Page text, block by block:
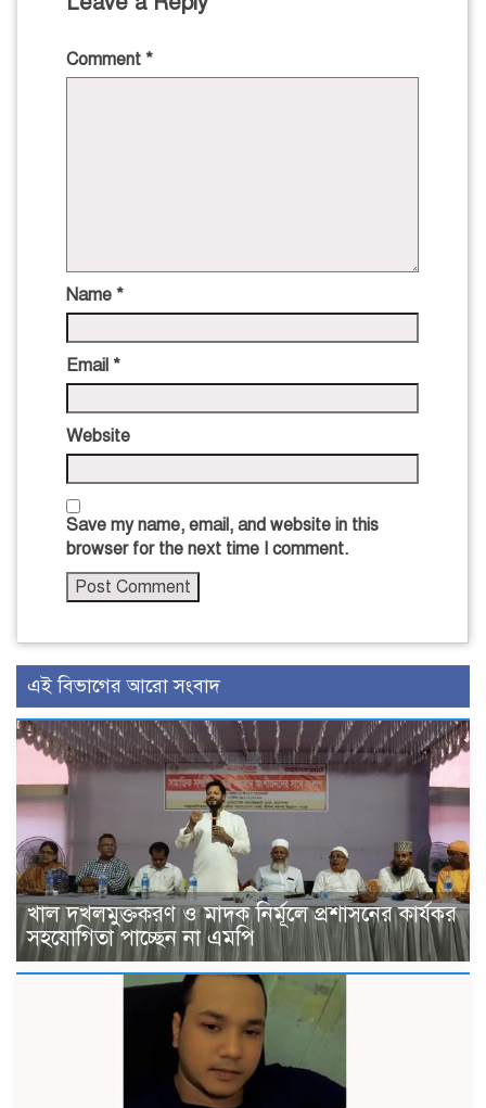
Comment *
Name *
Email *
Website
Save my name, email, and website in this
browser for the next time I comment.
এই বিভাগের আরো সংবাদ
খাল দখলমুক্তকরণ ও মাদক নির্মূলে প্রশাসনের কার্যকর
সহযোগিতা পাচ্ছেন না এমপি